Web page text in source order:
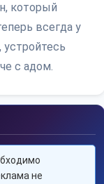
который
всегда у
устройтесь
с адом.
не